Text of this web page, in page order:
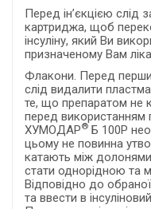
Перед ін’єкцією слід
картриджа, щоб
інсуліну, який Ви
призначеному Вам
Флакони. Перед
слід видалити
те, що препаратом не
перед використанням
ХУМОДАР® Б 100Р
цьому не повинна
катають між
стати однорідною та
Відповідно до
та ввести в